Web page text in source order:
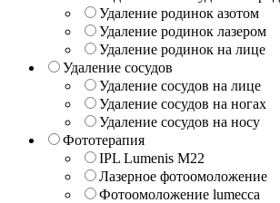
Удаление родинок азотом
Удаление родинок лазером
Удаление родинок на лице
Удаление сосудов
Удаление сосудов на лице
Удаление сосудов на ногах
Удаление сосудов на носу
Фототерапия
IPL Lumenis M22
Лазерное фотоомоложение
Фотоомоложение lumecca